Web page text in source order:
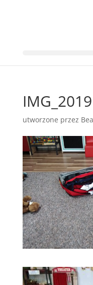
utworzone przez